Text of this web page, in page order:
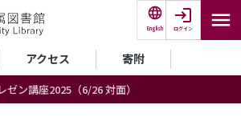
English ログイン
ニュー
アクセス 寄附
ゼン講座2025（6/26 対面）